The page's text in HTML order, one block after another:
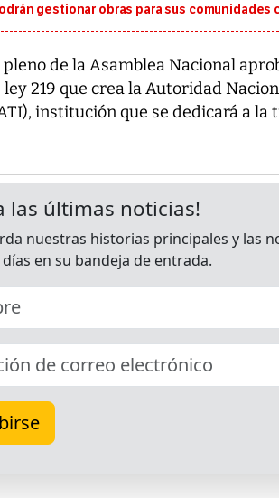
gestionar obras para sus comunidades
pleno de la Asamblea Nacional
219 que crea la Autoridad
institución que se dedicará a la